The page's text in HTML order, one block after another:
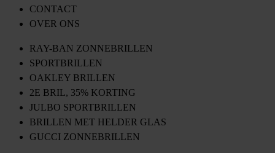
CONTACT
OVER ONS
RAY-BAN ZONNEBRILLEN
SPORTBRILLEN
OAKLEY BRILLEN
2E BRIL, 35% KORTING
JULBO SPORTBRILLEN
BRILLEN MET HELDER GLAS
GUCCI ZONNEBRILLEN